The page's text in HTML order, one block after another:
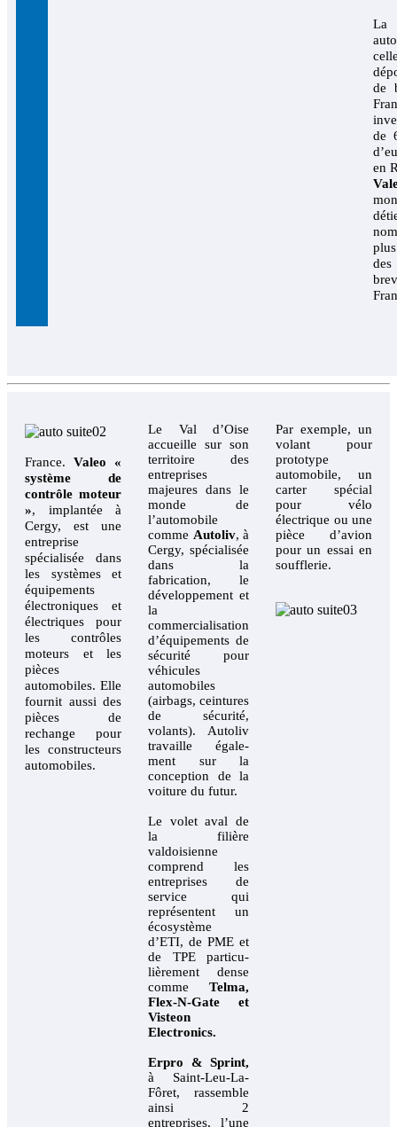
de
de
en
des
France. Valeo «
système de
contrôle moteur
», implantée à
Cergy, est une
entreprise
spécialisée dans
les systèmes et
équipements
électroniques et
électriques pour
les contrôles
moteurs et les
pièces
automobiles. Elle
fournit aussi des
pièces de
rechange pour
les constructeurs
automobiles.
Le Val d’Oise
accueille sur son
territoire des
entreprises
majeures dans le
monde de
l’automobile
comme Autoliv, à
Cergy, spécialisée
dans la
fabrication, le
développement et
la
commercialisation
d’équipements de
sécurité pour
véhicules
automobiles
(airbags, ceintures
de sécurité,
volants). Autoliv
travaille égale-
ment sur la
conception de la
voiture du futur.
Le volet aval de
la filière
valdoisienne
comprend les
entreprises de
service qui
représentent un
écosystème
d’ETI, de PME et
de TPE particu-
lièrement dense
comme Telma,
Flex-N-Gate et
Visteon
Electronics.
Erpro & Sprint,
à Saint-Leu-La-
Fôret, rassemble
ainsi 2
entreprises, l’une
Par exemple, un
volant pour
prototype
automobile, un
carter spécial
pour vélo
électrique ou une
pièce d’avion
pour un essai en
soufflerie.